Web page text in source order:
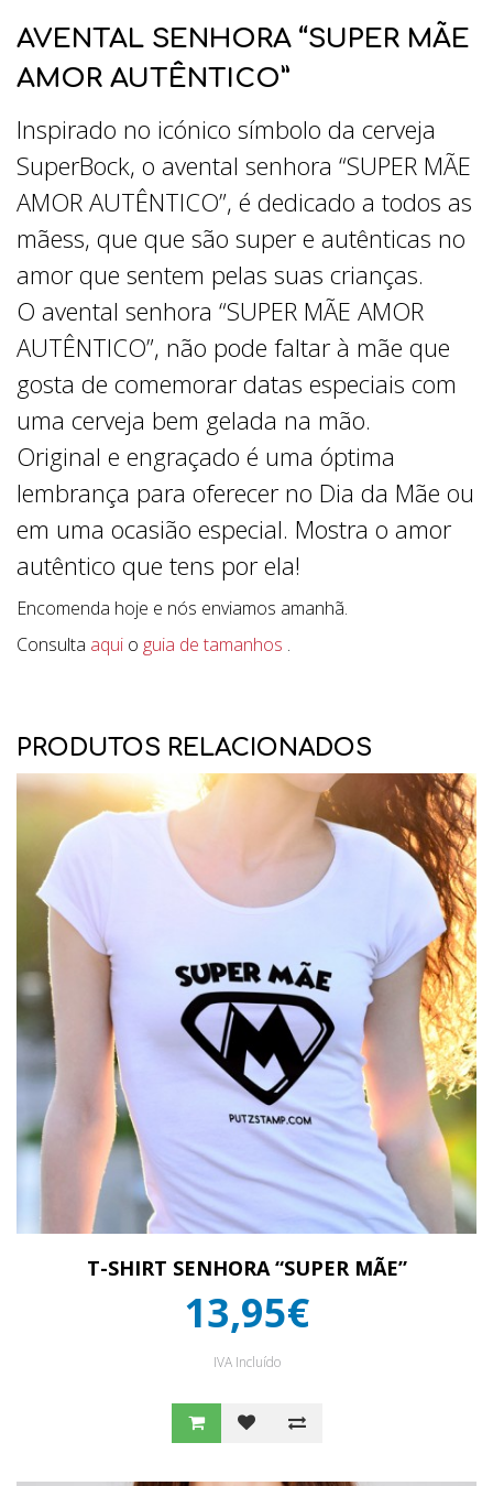
AVENTAL SENHORA “SUPER MÃE
AMOR AUTÊNTICO”
Inspirado no icónico símbolo da cerveja
SuperBock, o avental senhora “SUPER MÃE
AMOR AUTÊNTICO”, é dedicado a todos as
mãess, que que são super e autênticas no
amor que sentem pelas suas crianças.
O avental senhora “SUPER MÃE AMOR
AUTÊNTICO”, não pode faltar à mãe que
gosta de comemorar datas especiais com
uma cerveja bem gelada na mão.
Original e engraçado é uma óptima
lembrança para oferecer no Dia da Mãe ou
em uma ocasião especial. Mostra o amor
autêntico que tens por ela!
Encomenda hoje e nós enviamos amanhã.
Consulta aqui o guia de tamanhos .
PRODUTOS RELACIONADOS
T-SHIRT SENHORA “SUPER MÃE”
13,95€
IVA Incluído